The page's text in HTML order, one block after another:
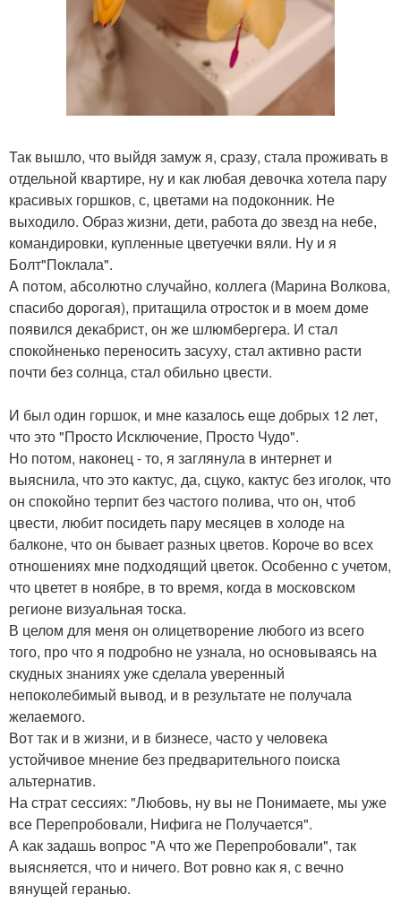
Так вышло, что выйдя замуж я, сразу, стала проживать в
отдельной квартире, ну и как любая девочка хотела пару
красивых горшков, с, цветами на подоконник. Не
выходило. Образ жизни, дети, работа до звезд на небе,
командировки, купленные цветуечки вяли. Ну и я
Болт"Поклала".
А потом, абсолютно случайно, коллега (Марина Волкова,
спасибо дорогая), притащила отросток и в моем доме
появился декабрист, он же шлюмбергера. И стал
спокойненько переносить засуху, стал активно расти
почти без солнца, стал обильно цвести.
И был один горшок, и мне казалось еще добрых 12 лет,
что это "Просто Исключение, Просто Чудо".
Но потом, наконец - то, я заглянула в интернет и
выяснила, что это кактус, да, сцуко, кактус без иголок, что
он спокойно терпит без частого полива, что он, чтоб
цвести, любит посидеть пару месяцев в холоде на
балконе, что он бывает разных цветов. Короче во всех
отношениях мне подходящий цветок. Особенно с учетом,
что цветет в ноябре, в то время, когда в московском
регионе визуальная тоска.
В целом для меня он олицетворение любого из всего
того, про что я подробно не узнала, но основываясь на
скудных знаниях уже сделала уверенный
непоколебимый вывод, и в результате не получала
желаемого.
Вот так и в жизни, и в бизнесе, часто у человека
устойчивое мнение без предварительного поиска
альтернатив.
На страт сессиях: "Любовь, ну вы не Понимаете, мы уже
все Перепробовали, Нифига не Получается".
А как задашь вопрос "А что же Перепробовали", так
выясняется, что и ничего. Вот ровно как я, с вечно
вянущей геранью.